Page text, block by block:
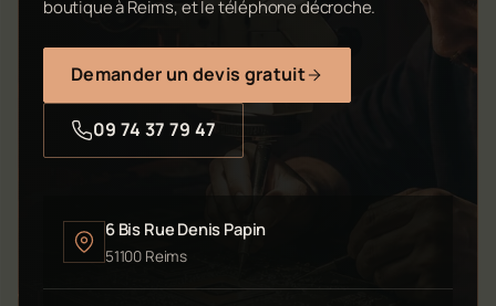
boutique à Reims, et le téléphone décroche.
Demander un devis gratuit
09 74 37 79 47
6 Bis Rue Denis Papin
51100 Reims